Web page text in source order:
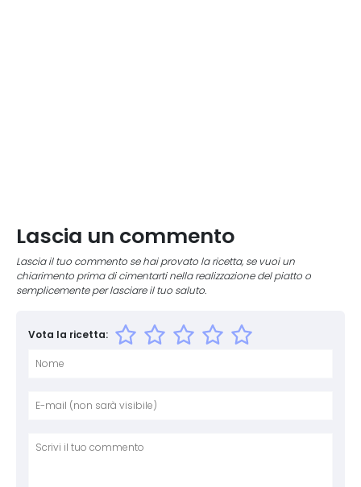
Lascia un commento
Lascia il tuo commento se hai provato la ricetta, se vuoi un
chiarimento prima di cimentarti nella realizzazione del piatto o
semplicemente per lasciare il tuo saluto.
Vota la ricetta: